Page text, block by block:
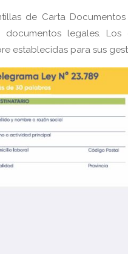
de Carta
legales.
establecidas para sus